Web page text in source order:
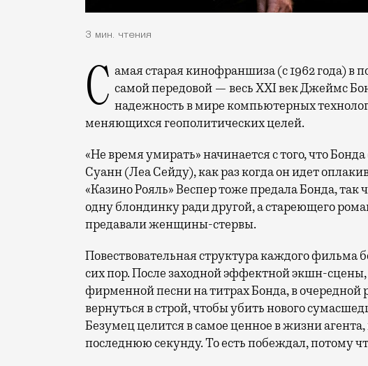
3 мин. чтения
Самая старая кинофраншиза (с 1962 года) в последнее время пыталась быть и самой передовой — весь XXI век Джеймс
надежность в мире компьютерных
меняющихся геополитических целей.
«Не время умирать» начинается с того, что
Суанн (Леа Сейду), как раз когда он идет
«Казино Рояль» Веспер тоже предала Бонда,
одну блондинку ради другой, а стареющего
предавали женщины-стервы.
Повествовательная структура каждого фильма
сих пор. После заходной эффектной экшн-
фирменной песни на титрах Бонда, в очередной
вернуться в строй, чтобы убить нового
Безумец целится в самое ценное в жизни
последнюю секунду. То есть побеждал, потому